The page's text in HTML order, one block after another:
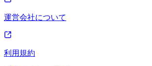
運営会社について
利用規約